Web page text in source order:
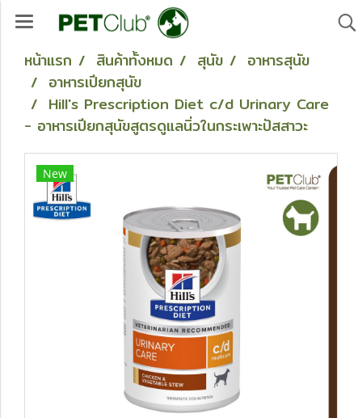
หน้าแรก สินค้าทั้งหมด สุนัข
อาหารสุนัข
อาหารเปียกสุนัข
Hill's Prescription Diet c/d Urinary Care
- อาหารเปียกสุนัขสูตรดูแลนิ่วในกระเพาะปัสสาวะ
New